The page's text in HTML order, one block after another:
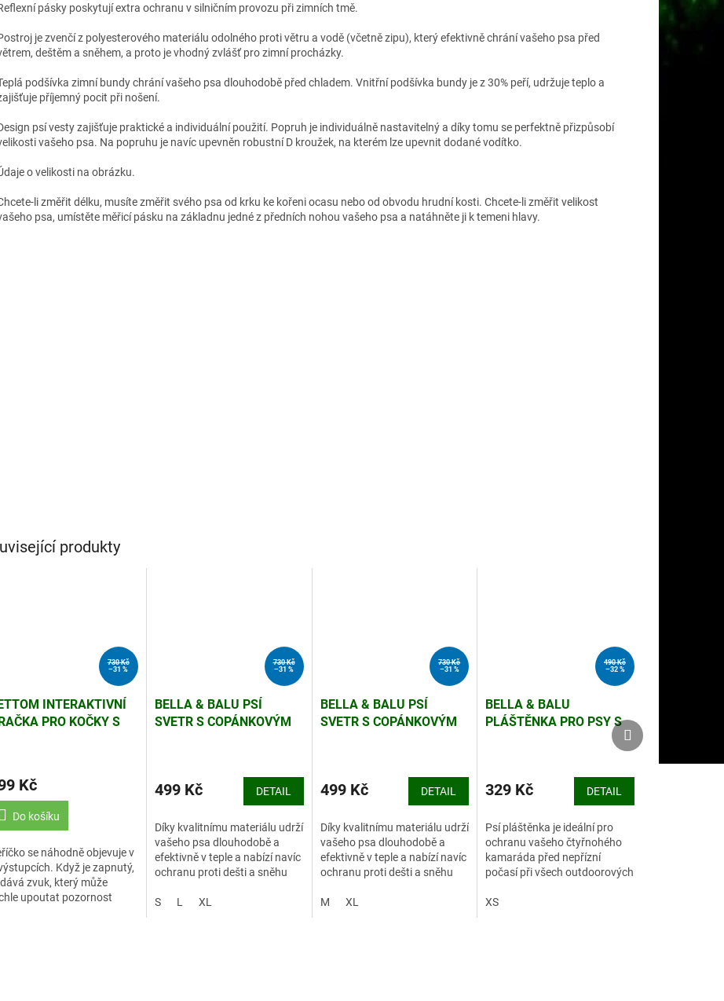
pásky poskytují extra ochranu v silničním provozu při zimních tmě.
je zvenčí z polyesterového materiálu odolného proti větru a vodě (včetně zipu), který efektivně chrání vašeho psa před
deštěm a sněhem, a proto je vhodný zvlášť pro zimní procházky.
podšívka zimní bundy chrání vašeho psa dlouhodobě před chladem. Vnitřní podšívka bundy je z 30% peří, udržuje teplo a
příjemný pocit při nošení.
psí vesty zajišťuje praktické a individuální použití. Popruh je individuálně nastavitelný a díky tomu se perfektně přizpůsobí
vašeho psa. Na popruhu je navíc upevněn robustní D kroužek, na kterém lze upevnit dodané vodítko.
o velikosti na obrázku.
li změřit délku, musíte změřit svého psa od krku ke kořeni ocasu nebo od obvodu hrudní kosti. Chcete-li změřit velikost
psa, umístěte měřicí pásku na základnu jedné z předních nohou vašeho psa a natáhněte ji k temeni hlavy.
produkty
730 Kč
–31 %
INTERAKTIVNÍ
PRO KOČKY S
Kč
Do košíku
se náhodně objevuje v
Když je zapnutý,
zvuk, který může
upoutat pozornost
730 Kč
–31 %
BELLA & BALU PSÍ
SVETR S COPÁNKOVÝM
499 Kč DETAIL
Díky kvalitnímu materiálu udrží
vašeho psa dlouhodobě a
efektivně v teple a nabízí navíc
ochranu proti dešti a sněhu
S L XL
730 Kč
–31 %
BELLA & BALU PSÍ
SVETR S COPÁNKOVÝM
499 Kč DETAIL
Díky kvalitnímu materiálu udrží
vašeho psa dlouhodobě a
efektivně v teple a nabízí navíc
ochranu proti dešti a sněhu
M XL
490 Kč
–32 %
BELLA & BALU
PLÁŠTĚNKA PRO PSY S
KAPUCÍ A REFLEXNÍMI
329 Kč DETAIL
Psí pláštěnka je ideální pro
ochranu vašeho čtyřnohého
kamaráda před nepřízní
počasí při všech outdoorových
XS
Další
produkt
Další
produkt